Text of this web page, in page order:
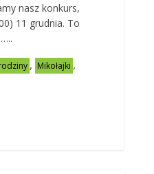
nasz konkurs,
11 grudnia. To
, Mikołajki ,